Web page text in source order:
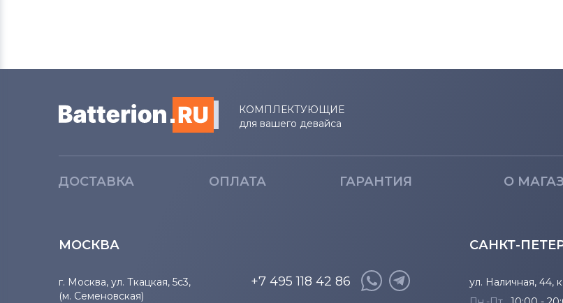
Аккумуляторы для пылесосов
KV8
Аккумуляторы для пылесосов
Аккумуляторы для пылесосов
КОМПЛЕКТУЮЩИЕ
для вашего девайса
ДОСТАВКА ОПЛАТА ГАРАНТИЯ О
МОСКВА
г. Москва, ул. Ткацкая, 5с3,
(м. Семеновская)
+7 495 118 42 86
САНКТ-
ул. Наличная, 44,